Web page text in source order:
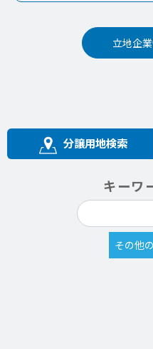
立地企
分譲用地検索
キーワ